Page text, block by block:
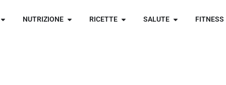
NUTRIZIONE RICETTE SALUTE FITNESS